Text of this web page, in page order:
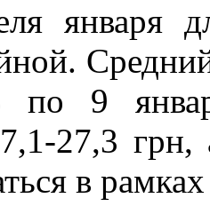
января
по 9
27,3
в